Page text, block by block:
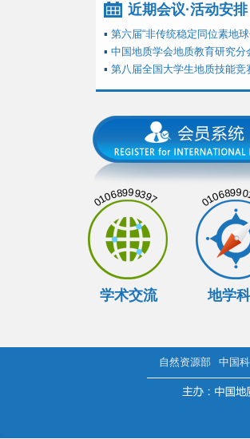
近期会议·活动安排
▪ 第六届“非传统稳定同位素地
▪ 中国地质学会地质教育研究分
▪ 第八届全国大学生地质技能竞
01068999397
学术交流 地学
自然资源部 中国
.